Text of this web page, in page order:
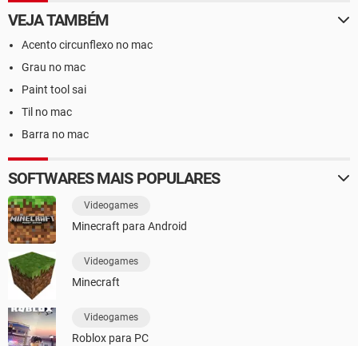
VEJA TAMBÉM
Acento circunflexo no mac
Grau no mac
Paint tool sai
Til no mac
Barra no mac
SOFTWARES MAIS POPULARES
Videogames
Minecraft para Android
Videogames
Minecraft
Videogames
Roblox para PC